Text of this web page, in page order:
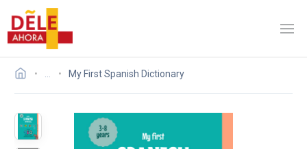
My First Spanish Dictionary